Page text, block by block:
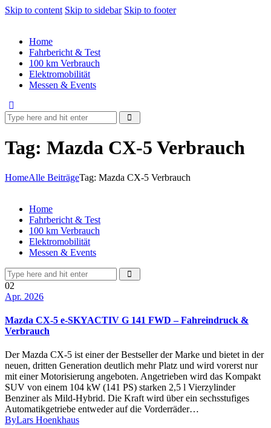
Skip to content Skip to sidebar Skip to footer
Home
Fahrbericht & Test
100 km Verbrauch
Elektromobilität
Messen & Events
Tag: Mazda CX-5 Verbrauch
HomeAlle BeiträgeTag: Mazda CX-5 Verbrauch
Home
Fahrbericht & Test
100 km Verbrauch
Elektromobilität
Messen & Events
02
Apr. 2026
Mazda CX-5 e-SKYACTIV G 141 FWD – Fahreindruck &
Verbrauch
Der Mazda CX-5 ist einer der Bestseller der Marke und bietet in der
neuen, dritten Generation deutlich mehr Platz und wird vorerst nur
mit einer Motorisierung angeboten. Angetrieben wird das Kompakt
SUV von einem 104 kW (141 PS) starken 2,5 l Vierzylinder
Benziner als Mild-Hybrid. Die Kraft wird über ein sechsstufiges
Automatikgetriebe entweder auf die Vorderräder…
ByLars Hoenkhaus